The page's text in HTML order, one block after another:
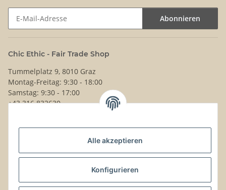
Alle akzeptieren
Konfigurieren
Abonnieren
Chic Ethic - Fair Trade Shop
Tummelplatz 9, 8010 Graz
Montag-Freitag: 9:30 - 18:00
Samstag: 9:30 - 17:00
+43 316 832630